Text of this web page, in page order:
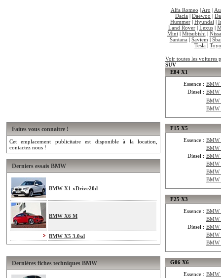
Faites vous connaitre !
Cet emplacement publicitaire est disponible à la location,
contactez nous !
Derniers essais BMW
BMW X1 xDrive20d
BMW X6 M
BMW X5 3.0sd
Dernières fiches techniques BMW
Alfa Romeo | Aro |
Dacia | Daewoo |
Hummer| Hyundai |
Land Rover| Lexus|
Mini | Mitsubishi |
Santana | Saviem |
Tesla |
Voir toutes les voitures
SUV
E84 X1
Essence : BMW
Diesel : BMW
BMW
BMW
F15 X5
Essence : BMW
BMW
Diesel : BMW
BMW
BMW
BMW
F25 X3
Essence : BMW
BMW
Diesel : BMW
BMW
BMW
G06 X6
Essence : BMW